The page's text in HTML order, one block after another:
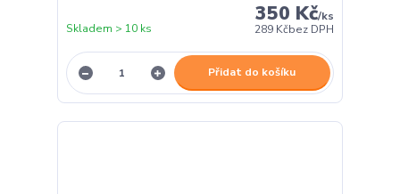
350 Kč/ks
289 Kčbez DPH
Skladem > 10 ks
Přidat do košíku